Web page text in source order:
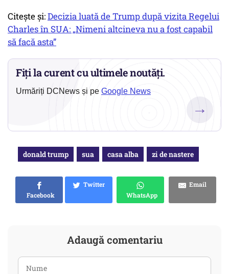
Citește și:Decizia luată de Trump după vizita Regelui
Charles în SUA: „Nimeni altcineva nu a fost capabil
să facă asta”
Fiți la curent cu ultimele noutăți.
Urmăriți DCNews și pe Google News
→
donald trump sua casa alba zi de nastere
Facebook
Twitter
WhatsApp
Email
Adaugă comentariu